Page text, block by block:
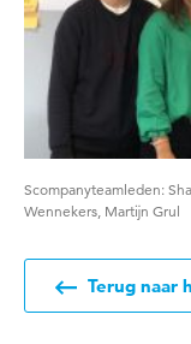
Scompanyteamleden:
Wennekers, Martijn Grul
Terug naar